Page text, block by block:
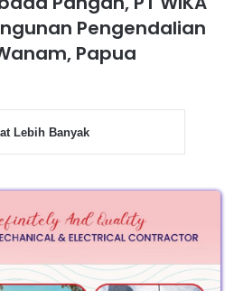
Pengendalian
Papua
Lebih Banyak